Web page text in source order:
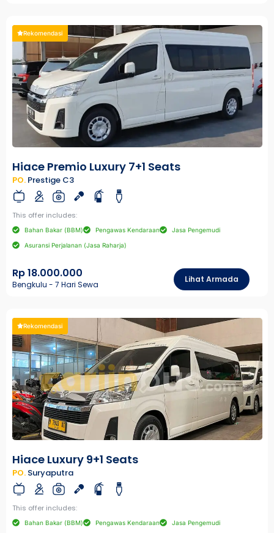
Rekomendasi
Hiace Premio Luxury 7+1 Seats
PO. Prestige C3
This offer includes:
Bahan Bakar (BBM) Pengawas Kendaraan Jasa Pengemudi
Asuransi Perjalanan (Jasa Raharja)
Rp 18.000.000
Bengkulu - 7 Hari Sewa
Lihat Armada
Rekomendasi
Hiace Luxury 9+1 Seats
PO. Suryaputra
This offer includes:
Bahan Bakar (BBM) Pengawas Kendaraan Jasa Pengemudi